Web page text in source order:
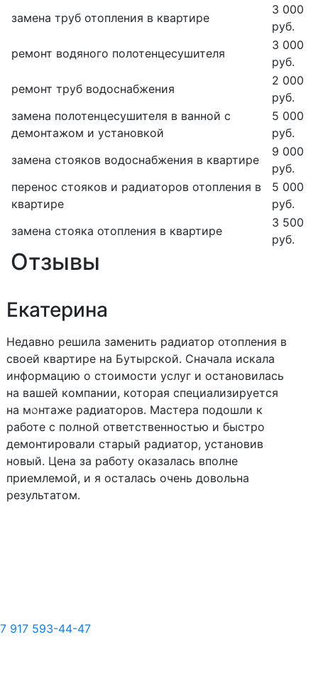
замена труб отопления в квартире
3 000
руб.
ремонт водяного полотенцесушителя
3 000
руб.
ремонт труб водоснабжения
2 000
руб.
замена полотенцесушителя в ванной с
демонтажом и установкой
5 000
руб.
замена стояков водоснабжения в квартире
9 000
руб.
перенос стояков и радиаторов отопления в
квартире
5 000
руб.
замена стояка отопления в квартире
3 500
руб.
Отзывы
Екатерина
Недавно решила заменить радиатор отопления в
своей квартире на Бутырской. Сначала искала
информацию о стоимости услуг и остановилась
на вашей компании, которая специализируется
на монтаже радиаторов. Мастера подошли к
работе с полной ответственностью и быстро
демонтировали старый радиатор, установив
новый. Цена за работу оказалась вполне
приемлемой, и я осталась очень довольна
результатом.
Следующий
917 593-44-47